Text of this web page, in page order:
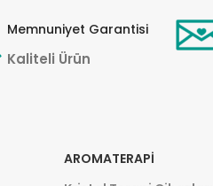
Memnuniyet Garantisi
Kaliteli Ürün
AROMATERAPI